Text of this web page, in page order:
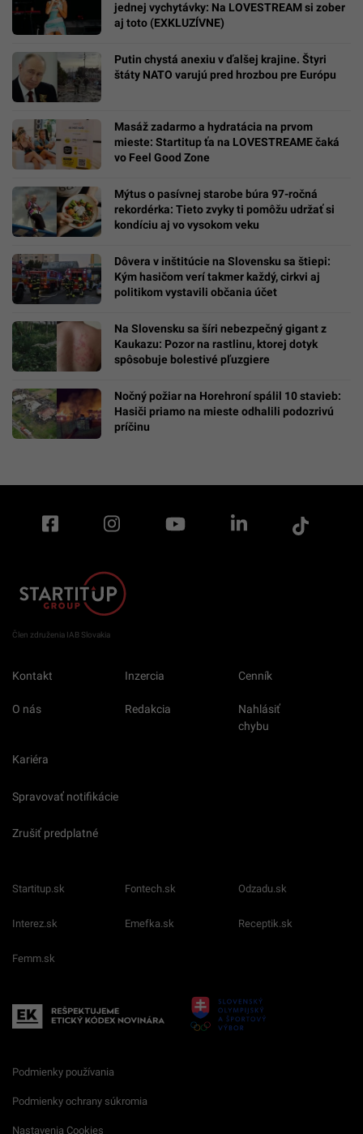
jednej vychytávky: Na LOVESTREAM si zober
aj toto (EXKLUZÍVNE)
Putin chystá anexiu v ďalšej krajine. Štyri
štáty NATO varujú pred hrozbou pre Európu
Masáž zadarmo a hydratácia na prvom
mieste: Startitup ťa na LOVESTREAME čaká
vo Feel Good Zone
Mýtus o pasívnej starobe búra 97-ročná
rekordérka: Tieto zvyky ti pomôžu udržať si
kondíciu aj vo vysokom veku
Dôvera v inštitúcie na Slovensku sa štiepi:
Kým hasičom verí takmer každý, cirkvi aj
politikom vystavili občania účet
Na Slovensku sa šíri nebezpečný gigant z
Kaukazu: Pozor na rastlinu, ktorej dotyk
spôsobuje bolestivé pľuzgiere
Nočný požiar na Horehroní spálil 10 stavieb:
Hasiči priamo na mieste odhalili podozrivú
príčinu
Člen združenia IAB Slovakia
Kontakt Inzercia Cenník
O nás Redakcia
Nahlásiť
chybu
Kariéra
Spravovať notifikácie
Zrušiť predplatné
Startitup.sk Fontech.sk Odzadu.sk
Interez.sk Emefka.sk Receptik.sk
Femm.sk
Podmienky používania
Podmienky ochrany súkromia
Nastavenia Cookies